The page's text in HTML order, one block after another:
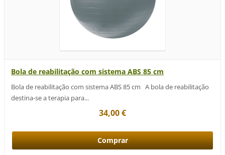
Bola de reabilitação com sistema ABS 85 cm
Bola de reabilitação com sistema ABS 85 cm A bola de reabilitação
destina-se a terapia para...
34,00 €